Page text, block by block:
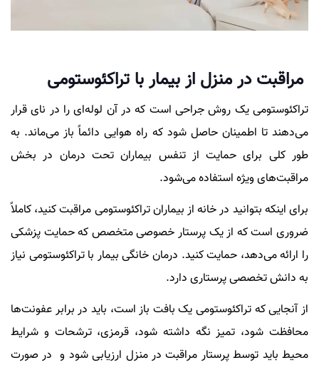
مراقبت در منزل از بیمار با تراکئوستومی
تراکئوستومی یک روش جراحی است که در آن لوله‌ای را در نای قرار
می‌دهند تا اطمینان حاصل شود که راه هوایی دائماً باز می‌ماند. به
طور کلی برای حمایت از تنفس بیماران تحت درمان در بخش
مراقبت‌های ویژه استفاده می‌شود.
برای اینکه بتوانید در خانه از بیماران تراکئوستومی مراقبت کنید، کاملاً
ضروری است که از یک پرستار خصوصی متخصص که حمایت پزشکی
را ارائه می‌دهد، حمایت کنید. درمان خانگی بیمار با تراکئوستومی نیاز
به دانش تخصصی پرستاری دارد.
از آنجایی که تراکئوستومی یک بافت باز است، باید در برابر عفونت‌ها
محافظت شود، تمیز نگه داشته شود، قرمزی، ترشحات و شرایط
محیط باید توسط پرستار مراقبت در منزل ارزیابی شود و در صورت